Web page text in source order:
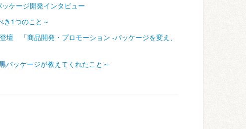
ケージ開発インタビュー
1つのこと～
壇 「商品開発・プロモーション ‐パッケージを変え、
パッケージが教えてくれたこと～